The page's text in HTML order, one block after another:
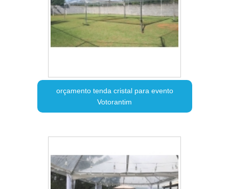
orçamento tenda cristal para evento
Votorantim